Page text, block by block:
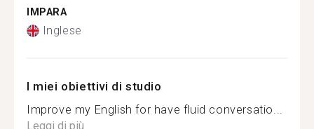
IMPARA
Inglese
I miei obiettivi di studio
Improve my English for have fluid conversatio...
Leggi di più